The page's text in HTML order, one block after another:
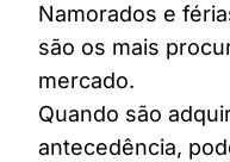
Namorados e
são os mais
mercado.
Quando são
antecedência,